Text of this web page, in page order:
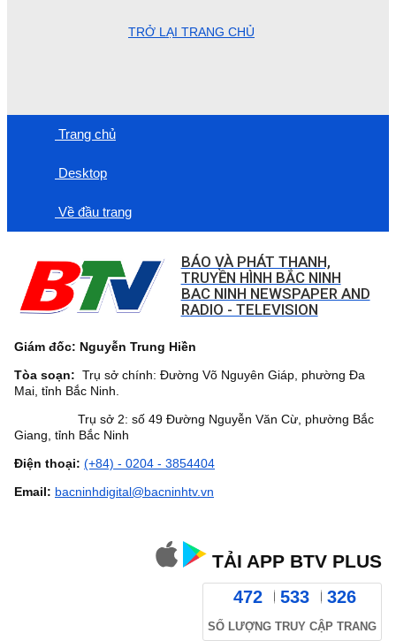
TRỞ LẠI TRANG CHỦ
Trang chủ
Desktop
Về đầu trang
BÁO VÀ PHÁT THANH,
TRUYỀN HÌNH BẮC NINH
BAC NINH NEWSPAPER AND
RADIO - TELEVISION
Giám đốc: Nguyễn Trung Hiền
Tòa soạn: Trụ sở chính: Đường Võ Nguyên Giáp, phường Đa
Mai, tỉnh Bắc Ninh.
Trụ sở 2: số 49 Đường Nguyễn Văn Cừ, phường Bắc
Giang, tỉnh Bắc Ninh
Điện thoại: (+84) - 0204 - 3854404
Email: bacninhdigital@bacninhtv.vn
TẢI APP BTV PLUS
472 533 326
SỐ LƯỢNG TRUY CẬP TRANG